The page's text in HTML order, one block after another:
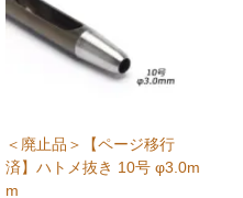
＜廃止品＞【ページ移行
済】ハトメ抜き 10号 φ3.0m
m